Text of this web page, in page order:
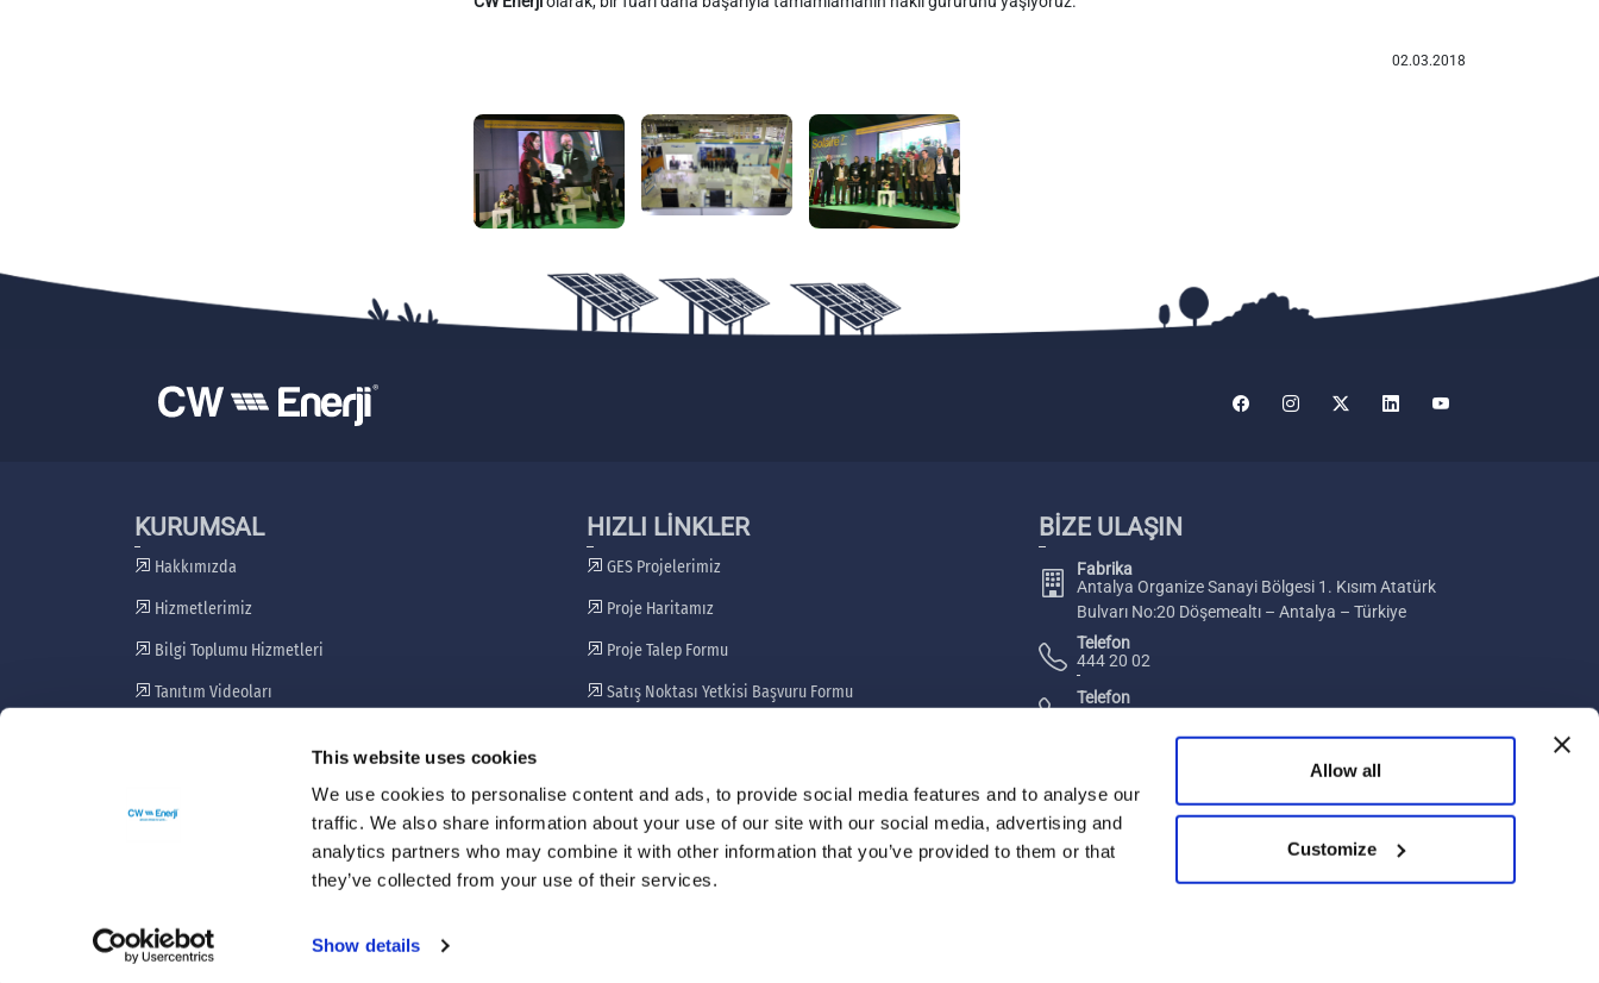
This website uses cookies
We use cookies to personalise content and ads, to provide social media features and to analyse our
traffic. We also share information about your use of our site with our social media, advertising and
analytics partners who may combine it with other information that you’ve provided to them or that
they’ve collected from your use of their services.
Show details
Allow all
Customize
02.03.2018
KURUMSAL
Hakkımızda
Hizmetlerimiz
Bilgi Toplumu Hizmetleri
Tanıtım Videoları
HIZLI LİNKLER
GES Projelerimiz
Proje Haritamız
Proje Talep Formu
Satış Noktası Yetkisi Başvuru Formu
BİZE ULAŞIN
Fabrika
Antalya Organize Sanayi Bölgesi 1. Kısım Atatürk
Bulvarı No:20 Döşemealtı – Antalya – Türkiye
Telefon
444 20 02
Telefon
+ 90 242 229 00 54
+ 90 242 229 00 74
E-posta
[email protected]
Copyright 2021 © CW-ENERJİ
Merhaba, size nasıl yardımcı